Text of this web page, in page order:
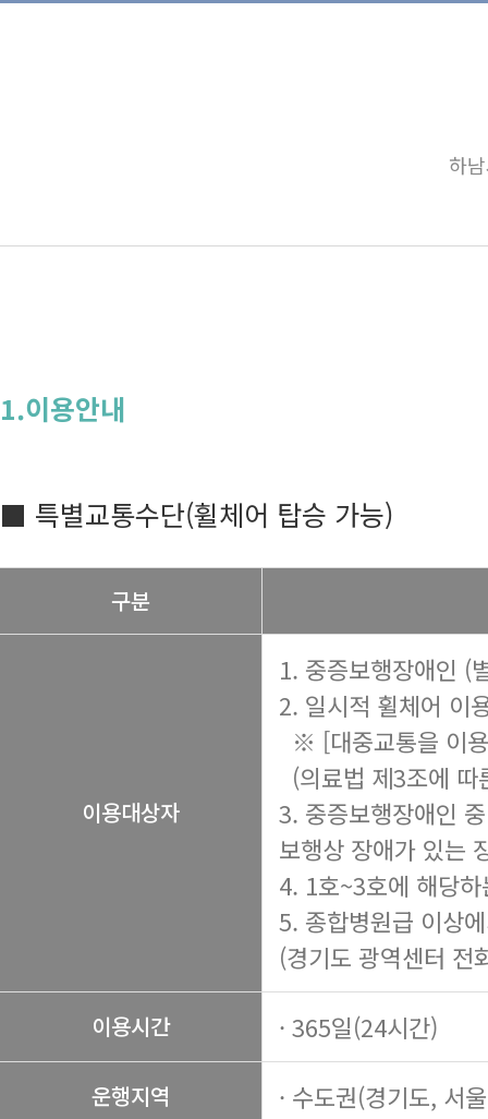
하
1.이용안내
■ 특별교통수단(휠체어 탑승 가능)
구분
이용대상자
1. 중증보행장애인 (
2. 일시적 휠체어 이
※ [대중교통을 이
(의료법 제3조에
3. 중증보행장애인
보행상 장애가 있는
4. 1호~3호에 해당
5. 종합병원급 이상
(경기도 광역센터 전
이용시간 · 365일(24시간)
운행지역 · 수도권(경기도, 서